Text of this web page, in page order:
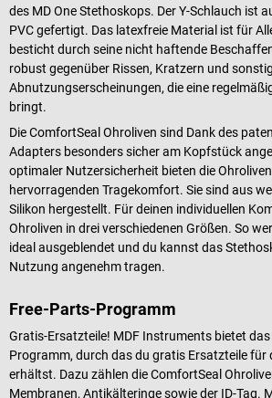
des MD One Stethoskops. Der Y-Schlauch ist
PVC gefertigt. Das latexfreie Material ist für
besticht durch seine nicht haftende
robust gegenüber Rissen, Kratzern und
Abnutzungserscheinungen, die eine
bringt.
Die ComfortSeal Ohroliven sind Dank des
Adapters besonders sicher am Kopfstück
optimaler Nutzersicherheit bieten die
hervorragenden Tragekomfort. Sie sind aus
Silikon hergestellt. Für deinen individuellen
Ohroliven in drei verschiedenen Größen. So
ideal ausgeblendet und du kannst das
Nutzung angenehm tragen.
Free-Parts-Programm
Gratis-Ersatzteile! MDF Instruments bietet
Programm, durch das du gratis Ersatzteile für
erhältst. Dazu zählen die ComfortSeal
Membranen, Antikälteringe sowie der ID-Tag.